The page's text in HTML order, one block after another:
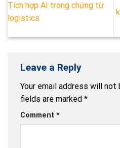
Tích hợp AI trong chứng từ
logistics
Leave a Reply
Your email address will not
fields are marked *
Comment *